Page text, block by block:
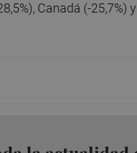
Canadá (-25,7%)